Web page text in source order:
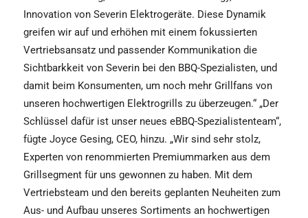
Innovation von Severin Elektrogeräte. Diese Dynamik
greifen wir auf und erhöhen mit einem fokussierten
Vertriebsansatz und passender Kommunikation die
Sichtbarkkeit von Severin bei den BBQ-Spezialisten, und
damit beim Konsumenten, um noch mehr Grillfans von
unseren hochwertigen Elektrogrills zu überzeugen.“ „Der
Schlüssel dafür ist unser neues eBBQ-Spezialistenteam“,
fügte Joyce Gesing, CEO, hinzu. „Wir sind sehr stolz,
Experten von renommierten Premiummarken aus dem
Grillsegment für uns gewonnen zu haben. Mit dem
Vertriebsteam und den bereits geplanten Neuheiten zum
Aus- und Aufbau unseres Sortiments an hochwertigen